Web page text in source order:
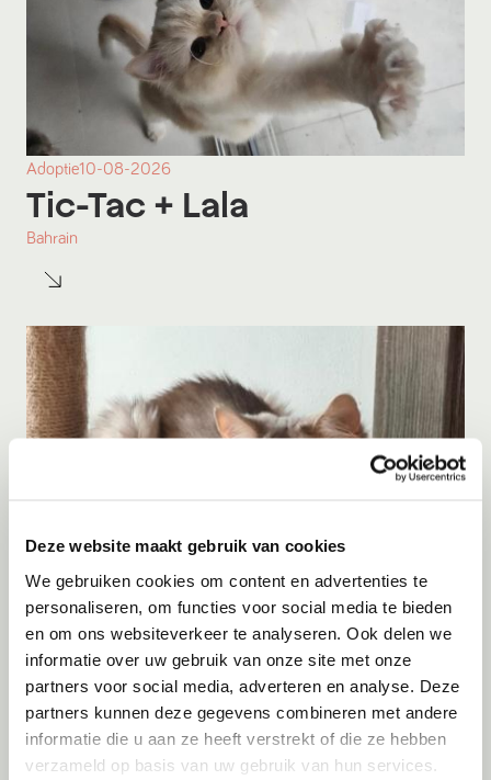
Deze website maakt gebruik van cookies
We gebruiken cookies om content en advertenties te
personaliseren, om functies voor social media te bieden
en om ons websiteverkeer te analyseren. Ook delen we
informatie over uw gebruik van onze site met onze
partners voor social media, adverteren en analyse. Deze
partners kunnen deze gegevens combineren met andere
informatie die u aan ze heeft verstrekt of die ze hebben
verzameld op basis van uw gebruik van hun services.
Adoptie10-08-2026
Tic-Tac + Lala
Bahrain
Adoptie10-08-2026